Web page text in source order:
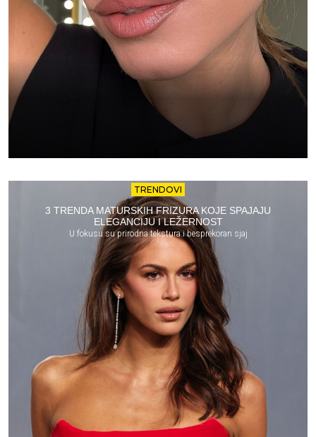
TRENDOVI
3 TRENDA MATURSKIH FRIZURA KOJE SPAJAJU
ELEGANCIJU I LEŽERNOST
U fokusu su prirodna tekstura i besprekoran sjaj